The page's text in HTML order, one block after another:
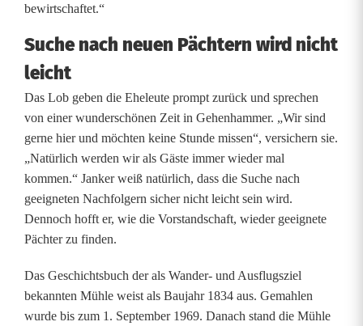
bewirtschaftet.“
Suche nach neuen Pächtern wird nicht
leicht
Das Lob geben die Eheleute prompt zurück und sprechen
von einer wunderschönen Zeit in Gehenhammer. „Wir sind
gerne hier und möchten keine Stunde missen“, versichern sie.
„Natürlich werden wir als Gäste immer wieder mal
kommen.“ Janker weiß natürlich, dass die Suche nach
geeigneten Nachfolgern sicher nicht leicht sein wird.
Dennoch hofft er, wie die Vorstandschaft, wieder geeignete
Pächter zu finden.
Das Geschichtsbuch der als Wander- und Ausflugsziel
bekannten Mühle weist als Baujahr 1834 aus. Gemahlen
wurde bis zum 1. September 1969. Danach stand die Mühle